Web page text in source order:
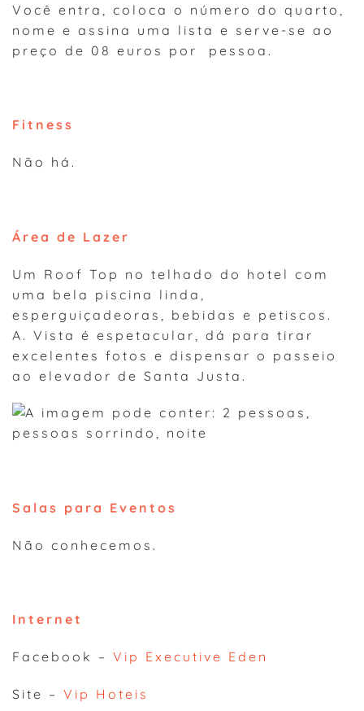
Você entra, coloca o número do quarto,
nome e assina uma lista e serve-se ao
preço de 08 euros por pessoa.
Fitness
Não há.
Área de Lazer
Um Roof Top no telhado do hotel com
uma bela piscina linda,
esperguiçadeoras, bebidas e petiscos.
A. Vista é espetacular, dá para tirar
excelentes fotos e dispensar o passeio
ao elevador de Santa Justa.
Salas para Eventos
Não conhecemos.
Internet
Facebook – Vip Executive Eden
Site – Vip Hoteis